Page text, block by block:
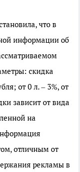
что в
информации об
скидка
от 0 л. – 3%, от
зависит от вида
на
отличным от
рекламы в